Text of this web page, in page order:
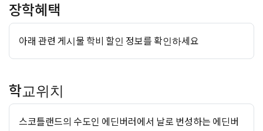
장학혜택
아래 관련 게시물 학비 할인 정보를 확인하세요
학교위치
스코틀랜드의 수도인 에딘버러에서 날로 번성하는 에딘버